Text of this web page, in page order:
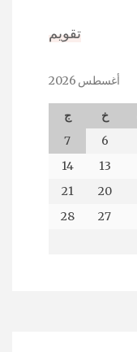
تقويم
أغسطس 2026
خ
ج
6
7
13
14
20
21
27
28